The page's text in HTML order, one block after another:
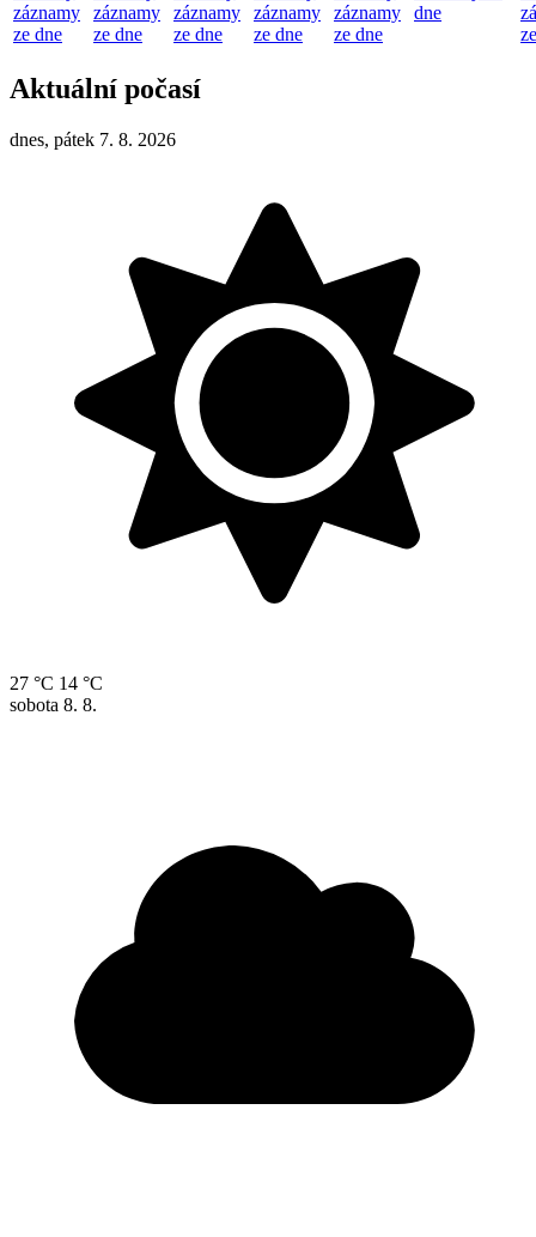
záznamy
ze dne
záznamy
ze dne
záznamy
ze dne
záznamy
ze dne
záznamy
ze dne
dne
Aktuální počasí
dnes, pátek 7. 8. 2026
27 °C 14 °C
sobota 8. 8.